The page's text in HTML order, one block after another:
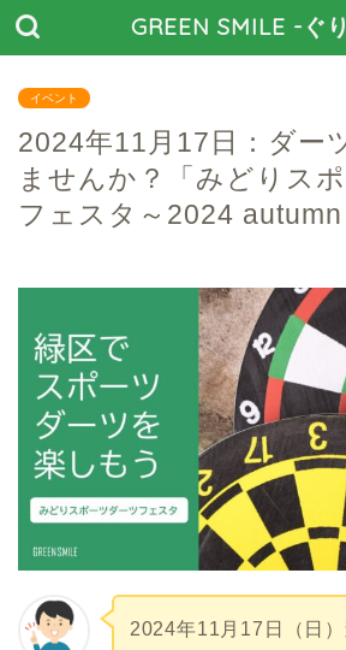
GREEN SMILE -ぐ
イベント
2024年11月17日：ダー
ませんか？「みどりス
フェスタ～2024 autumn
2024年11月17日（日